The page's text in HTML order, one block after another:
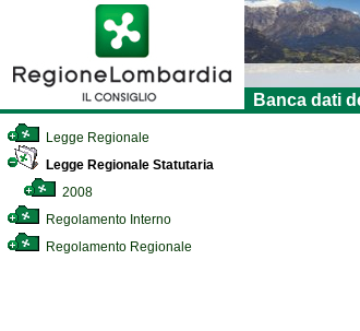
Banca dati
Legge Regionale
Legge Regionale Statutaria
2008
Regolamento Interno
Regolamento Regionale